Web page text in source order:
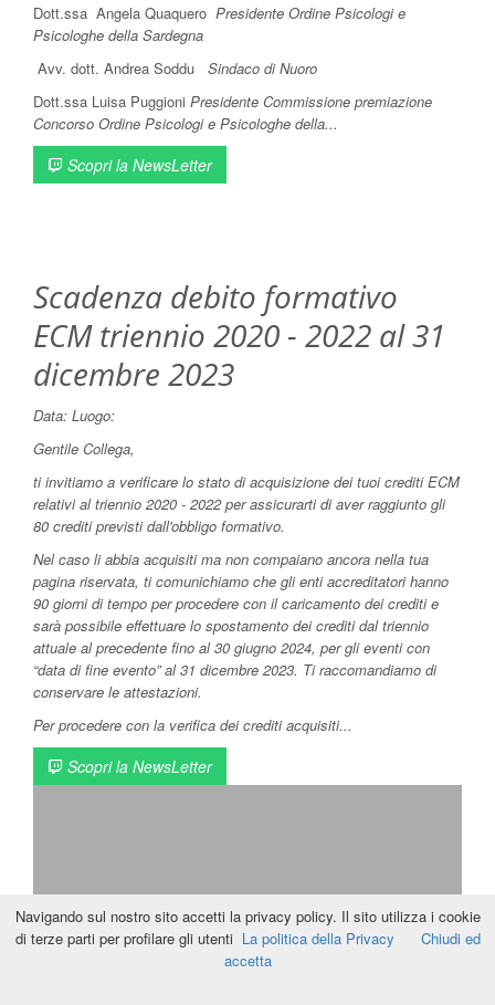
Navigando sul nostro sito accetti la privacy policy. Il sito utilizza i cookie
di terze parti per profilare gli utenti La politica della Privacy
Chiudi ed
accetta
Dott.ssa Angela Quaquero Presidente Ordine Psicologi e
Psicologhe della Sardegna
Avv. dott. Andrea Soddu Sindaco di Nuoro
Dott.ssa Luisa Puggioni Presidente Commissione premiazione
Concorso Ordine Psicologi e Psicologhe della...
Scopri la NewsLetter
Scadenza debito formativo
ECM triennio 2020 - 2022 al 31
dicembre 2023
Data: Luogo:
Gentile Collega,
ti invitiamo a verificare lo stato di acquisizione dei tuoi crediti ECM
relativi al triennio 2020 - 2022 per assicurarti di aver raggiunto gli
80 crediti previsti dall'obbligo formativo.
Nel caso li abbia acquisiti ma non compaiano ancora nella tua
pagina riservata, ti comunichiamo che gli enti accreditatori hanno
90 giorni di tempo per procedere con il caricamento dei crediti e
sarà possibile effettuare lo spostamento dei crediti dal triennio
attuale al precedente fino al 30 giugno 2024, per gli eventi con
“data di fine evento” al 31 dicembre 2023. Ti raccomandiamo di
conservare le attestazioni.
Per procedere con la verifica dei crediti acquisiti...
Scopri la NewsLetter